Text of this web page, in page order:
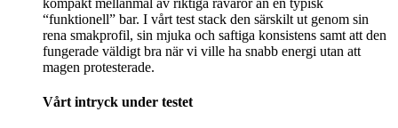
“funktionell” bar. I vårt test stack den särskilt ut genom sin
rena smakprofil, sin mjuka och saftiga konsistens samt att den
fungerade väldigt bra när vi ville ha snabb energi utan att
magen protesterade.
Vårt intryck under testet